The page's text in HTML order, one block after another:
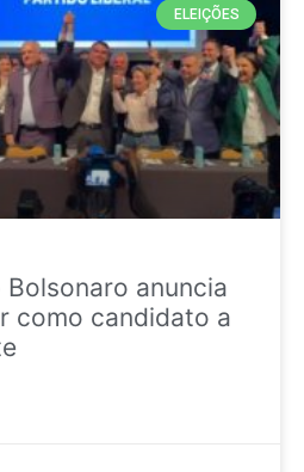
ELEIÇÕES
anuncia
como candidato a